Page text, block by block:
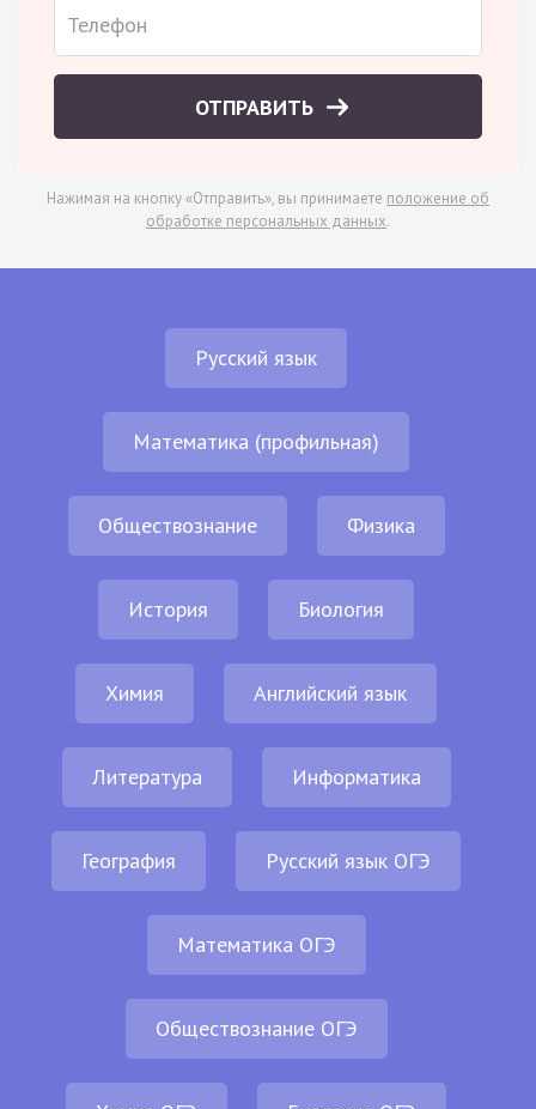
ОТПРАВИТЬ
Нажимая на кнопку «Отправить», вы принимаете положение об
обработке персональных данных.
Русский язык
Математика (профильная)
Обществознание Физика
История Биология
Химия Английский язык
Литература Информатика
География Русский язык ОГЭ
Математика ОГЭ
Обществознание ОГЭ